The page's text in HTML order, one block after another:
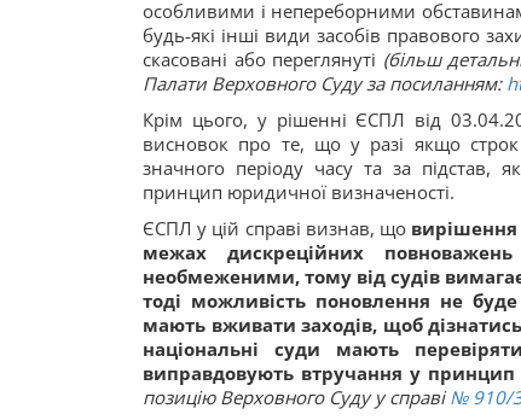
особливими і непереборними
будь-які інші види засобів правового
скасовані або переглянуті (більш
Палати Верховного Суду за посиланням:
Крім цього, у рішенні ЄСПЛ від
висновок про те, що у разі якщо
значного періоду часу та за
принцип юридичної визначеності.
ЄСПЛ у цій справі визнав, що
межах дискреційних
необмеженими, тому від судів
тоді можливість поновлення не
мають вживати заходів, щоб
національні суди мають
виправдовують втручання у принцип
позицію Верховного Суду у справі№ 910/